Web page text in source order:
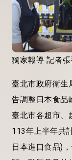
獨家報導 記者
臺北市政府衛生
告調整日本食品
臺北市各超市、
113年上半年共
日本進口食品)